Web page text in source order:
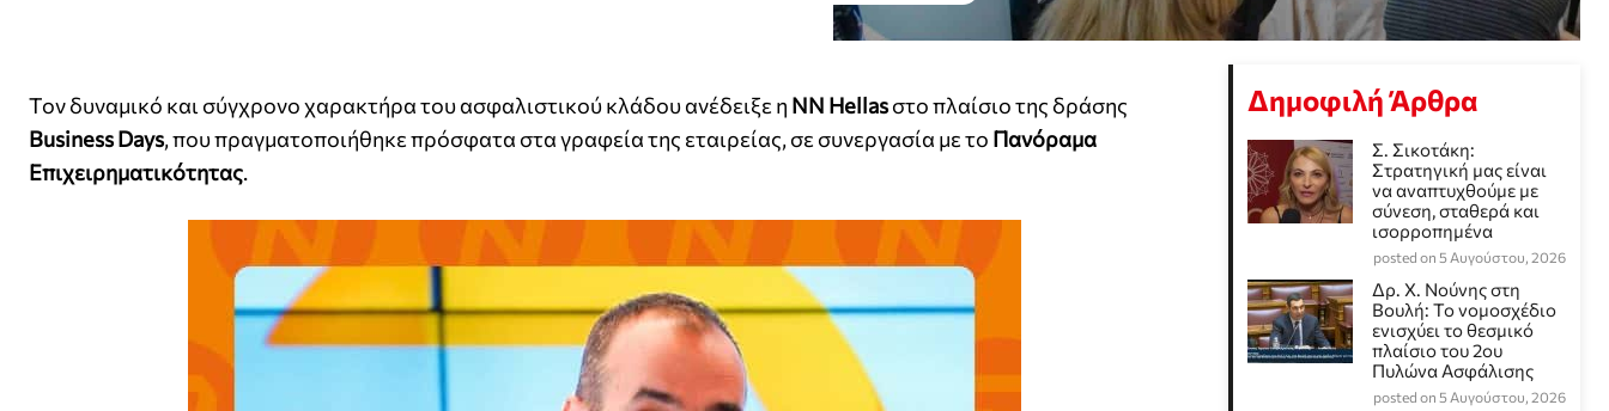
Τον δυναμικό και σύγχρονο χαρακτήρα του ασφαλιστικού κλάδου ανέδειξε η NN Hellasστο πλαίσιο της δράσης
Business Days, που πραγματοποιήθηκε πρόσφατα στα γραφεία της εταιρείας, σε συνεργασία με το Πανόραμα
Επιχειρηματικότητας.
Δημοφιλή Άρθρα
Σ. Σικοτάκη:
Στρατηγική μας είναι
να αναπτυχθούμε με
σύνεση, σταθερά και
ισορροπημένα
posted on 5 Αυγούστου, 2026
Δρ. Χ. Νούνης στη
Βουλή: Το νομοσχέδιο
ενισχύει το θεσμικό
πλαίσιο του 2ου
Πυλώνα Ασφάλισης
posted on 5 Αυγούστου, 2026